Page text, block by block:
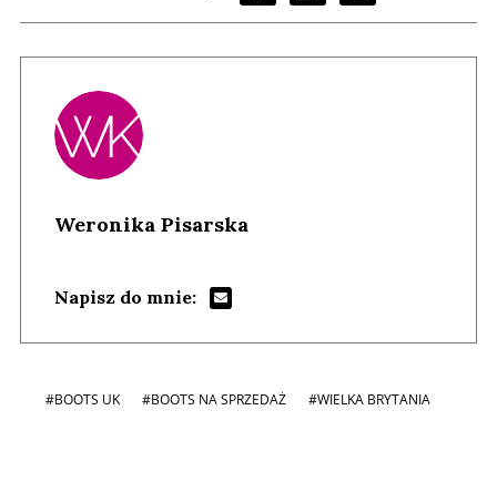
Weronika Pisarska
Napisz do mnie:
#BOOTS UK #BOOTS NA SPRZEDAŻ #WIELKA BRYTANIA